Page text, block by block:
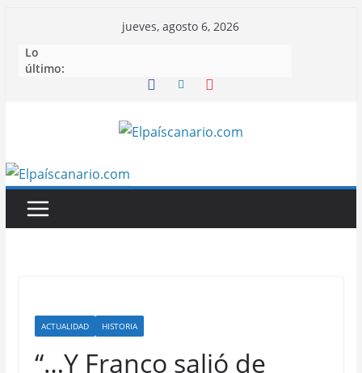
contenido
jueves, agosto 6, 2026
Lo
último:
ACTUALIDAD HISTORIA
“…Y Franco salió de